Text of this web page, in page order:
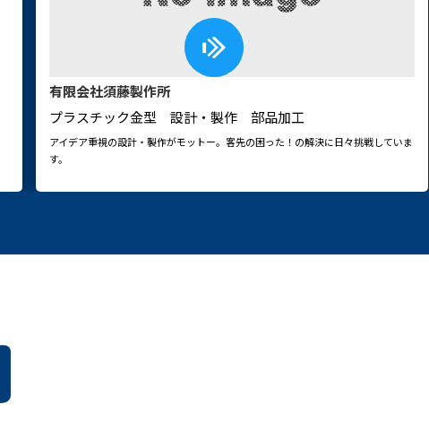
有限会社須藤製作所
プラスチック金型 設計・製作 部品加工
アイデア重視の設計・製作がモットー。客先の困った！の解決に日々挑戦していま
す。